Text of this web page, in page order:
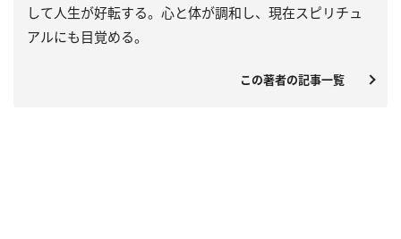
して人生が好転する。心と体が調和し、現在スピリチュ
アルにも目覚める。
この著者の記事一覧